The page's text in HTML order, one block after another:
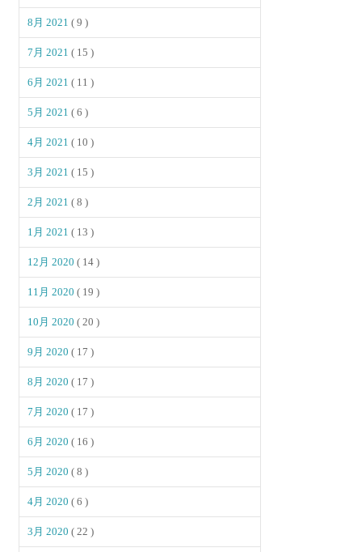
8月 2021( 9 )
7月 2021( 15 )
6月 2021( 11 )
5月 2021( 6 )
4月 2021( 10 )
3月 2021( 15 )
2月 2021( 8 )
1月 2021( 13 )
12月 2020( 14 )
11月 2020( 19 )
10月 2020( 20 )
9月 2020( 17 )
8月 2020( 17 )
7月 2020( 17 )
6月 2020( 16 )
5月 2020( 8 )
4月 2020( 6 )
3月 2020( 22 )